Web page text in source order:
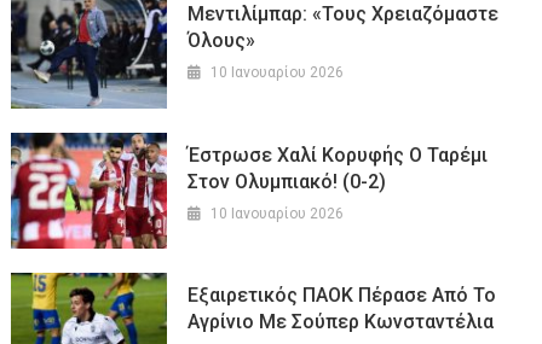
Μεντιλίμπαρ: «Τους Χρειαζόμαστε
Όλους»
10 Ιανουαρίου 2026
Έστρωσε Χαλί Κορυφής Ο Ταρέμι
Στον Ολυμπιακό! (0-2)
10 Ιανουαρίου 2026
Εξαιρετικός ΠΑΟΚ Πέρασε Από Το
Αγρίνιο Με Σούπερ Κωνσταντέλια